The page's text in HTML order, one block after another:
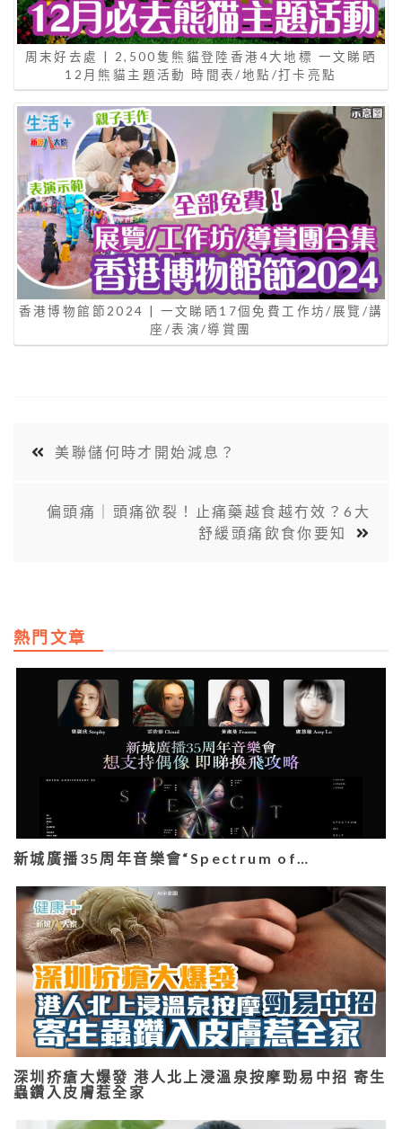
周末好去處 | 2,500隻熊貓登陸香港4大地標 一文睇晒
12月熊貓主題活動 時間表/地點/打卡亮點
香港博物館節2024 | 一文睇晒17個免費工作坊/展覽/講
座/表演/導賞團
美聯儲何時才開始減息？
偏頭痛｜頭痛欲裂！止痛藥越食越冇效？6大
舒緩頭痛飲食你要知
熱門文章
新城廣播35周年音樂會“Spectrum of…
深圳疥瘡大爆發 港人北上浸溫泉按摩勁易中招 寄生
蟲鑽入皮膚惹全家